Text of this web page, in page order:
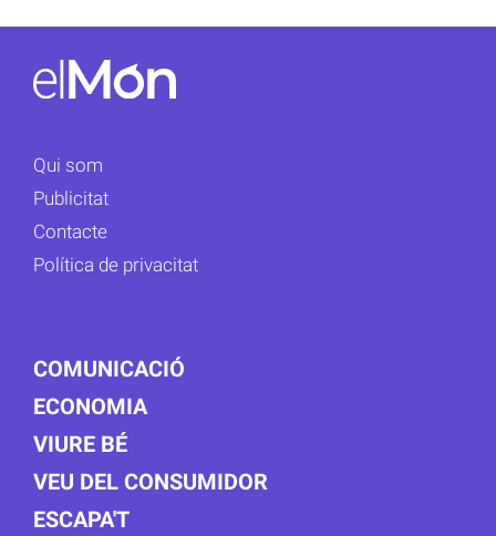
Qui som
Publicitat
Contacte
Política de privacitat
COMUNICACIÓ
ECONOMIA
VIURE BÉ
VEU DEL CONSUMIDOR
ESCAPA'T